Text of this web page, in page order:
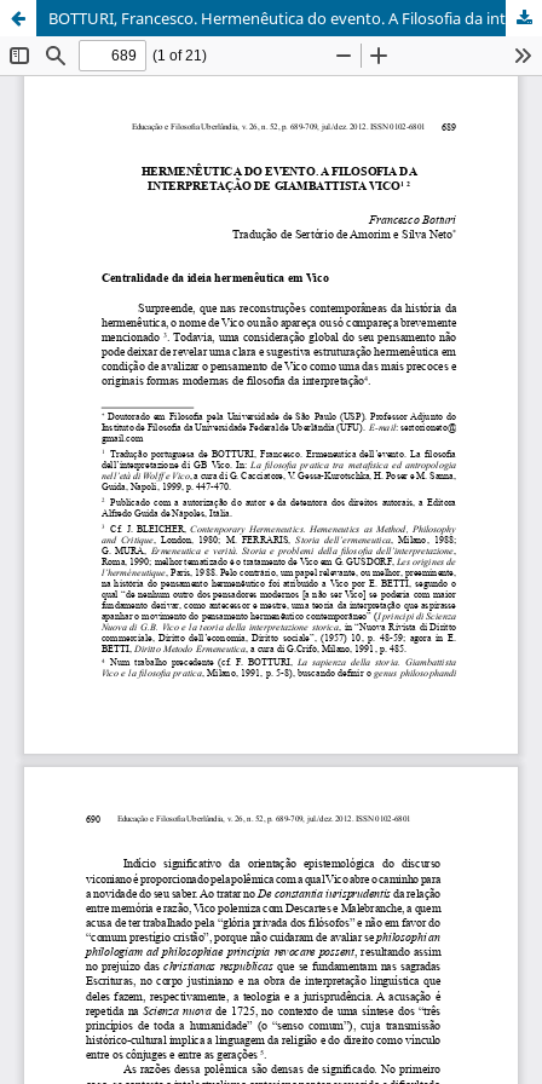
BOTTURI, Francesco. Hermenêutica do evento. A Filosofia da interpretação de Giambattista Vico